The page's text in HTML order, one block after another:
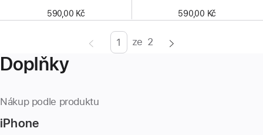
590,00 Kč 590,00 Kč
Strana
Enter
ze 2
Doplňky
Nákup podle produktu
iPhone